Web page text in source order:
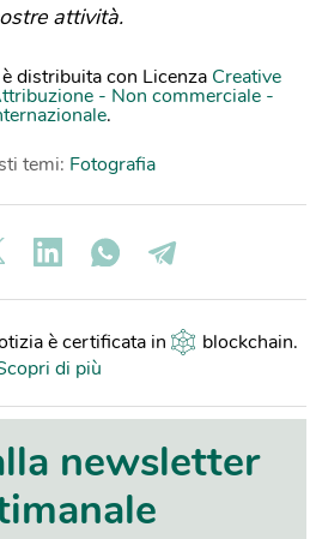
attività.
distribuita con Licenza Creative
- Non commerciale -
.
temi: Fotografia
è certificata in blockchain.
di più
newsletter